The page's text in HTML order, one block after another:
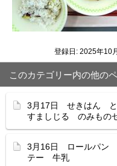
登録日: 2025年10
このカテゴリー内の他の
3月17日 せきはん
すましじる のみもの
3月16日 ロールパン
テー 牛乳